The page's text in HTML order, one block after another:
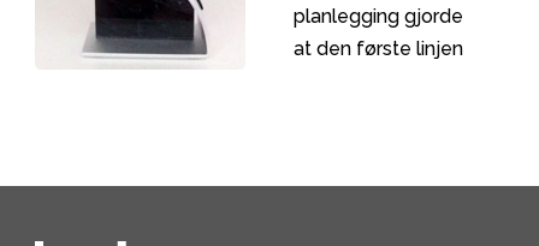
kontrapunkt fra
Danmark.
planlegging gjorde
at den første linjen